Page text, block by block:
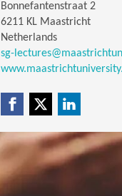
Bonnefantenstraat 2
6211 KL Maastricht
Netherlands
sg-